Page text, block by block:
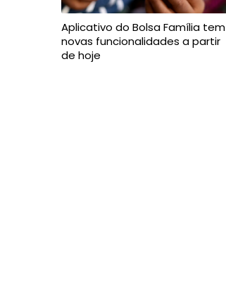
Aplicativo do Bolsa Família tem
novas funcionalidades a partir
de hoje